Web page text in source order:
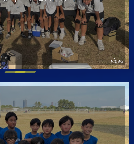
views